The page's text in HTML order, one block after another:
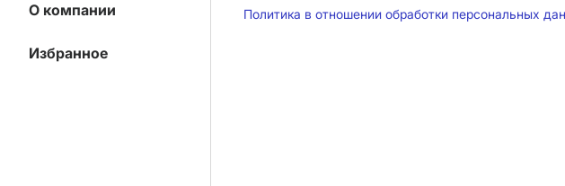
О компании
Избранное
Политика в отношении обработки персональных